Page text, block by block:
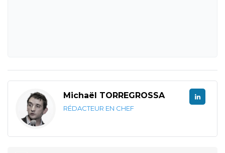
Michaël TORREGROSSA
RÉDACTEUR EN CHEF